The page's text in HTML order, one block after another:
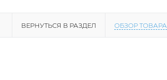
ВЕРНУТЬСЯ В РАЗДЕЛ ОБЗОР ТОВАРА